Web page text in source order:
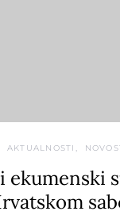
AKTUALNOSTI
ekumenski